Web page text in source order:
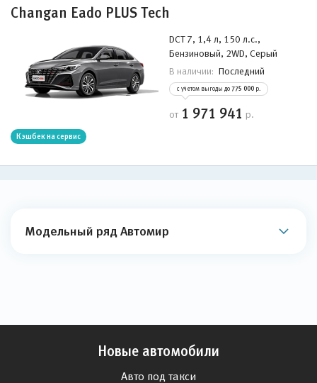
Changan Eado PLUS Tech
DCT 7, 1,4 л, 150 л.с.,
Бензиновый, 2WD, Серый
В наличии: Последний
с учетом выгоды до 775 000 р.
от 1 971 941 р.
Кэшбек на сервис
Модельный ряд Автомир
Новые автомобили
Авто под такси